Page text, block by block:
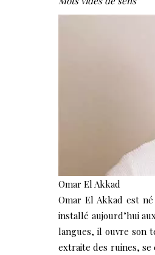
Omar El Akkad
Omar El Akkad est
installé aujourd’hui
langues, il ouvre son
extraite des ruines,